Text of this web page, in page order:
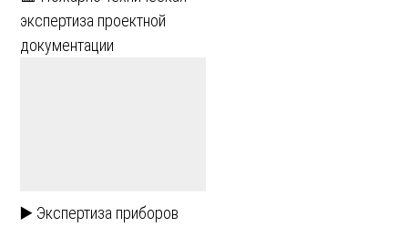
экспертиза проектной
документации
▶️ Экспертиза приборов